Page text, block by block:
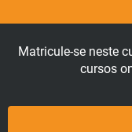
Matricule-se neste
cursos